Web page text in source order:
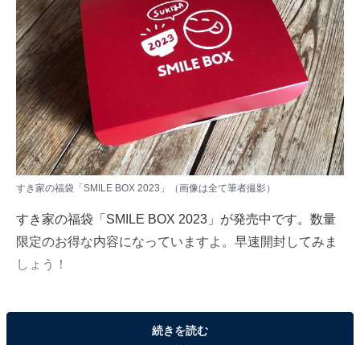
すき家の福袋「SMILE BOX 2023」（画像は全て筆者撮影）
すき家の福袋「SMILE BOX 2023」が発売中です。数量
限定のお得な内容になっていますよ。早速開封してみま
しょう！
バンブーファイバー保存容器2個組
続きを読む